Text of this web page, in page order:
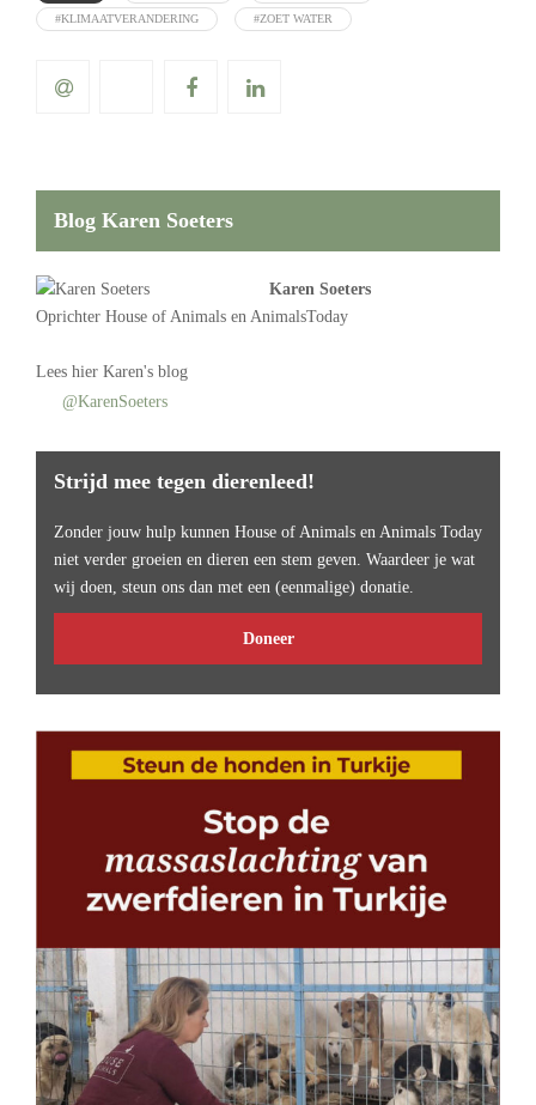
#KLIMAATVERANDERING #ZOET WATER
Blog Karen Soeters
Karen Soeters
Oprichter House of Animals en AnimalsToday
Lees hier Karen's blog
@KarenSoeters
Strijd mee tegen dierenleed!
Zonder jouw hulp kunnen House of Animals en Animals Today
niet verder groeien en dieren een stem geven. Waardeer je wat
wij doen, steun ons dan met een (eenmalige) donatie.
Doneer